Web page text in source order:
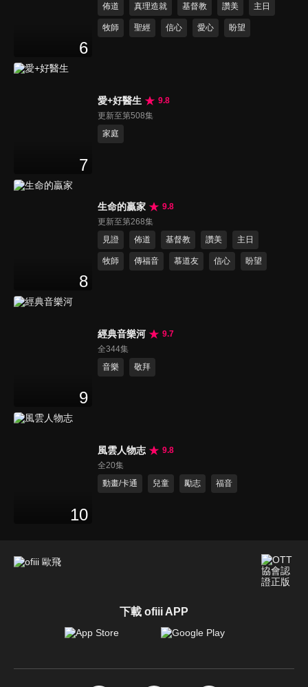
6
佈道
真理造就 基督教 讚美 主日
牧師 聖經 信心 愛心 盼望
7
愛+好醫生
9.8
更新至第508集
家庭
8
生命的贏家
9.8
更新至第268集
見證
佈道 基督教 讚美 主日
牧師 傳福音 慕道友 信心 盼望
9
經典音樂河
9.7
全344集
音樂
敬拜
10
風雲人物志
9.8
全20集
動畫/卡通
兒童 勵志 福音
下載 ofiii APP